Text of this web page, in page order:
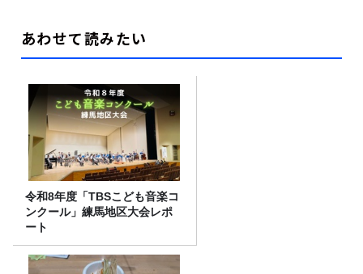
あわせて読みたい
令和8年度「TBSこども音楽コ
ンクール」練馬地区大会レポ
ート